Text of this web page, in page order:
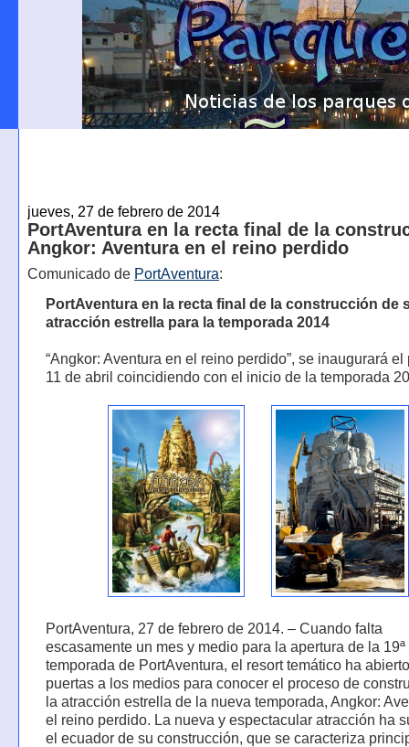
jueves, 27 de febrero de 2014
PortAventura en la recta final de la
Angkor: Aventura en el reino perdido
Comunicado de PortAventura:
PortAventura en la recta final de la construcción de
atracción estrella para la temporada 2014
“Angkor: Aventura en el reino perdido”, se inaugurará el
11 de abril coincidiendo con el inicio de la temporada
PortAventura, 27 de febrero de 2014. – Cuando falta
escasamente un mes y medio para la apertura de la 19ª
temporada de PortAventura, el resort temático ha
puertas a los medios para conocer el proceso de
la atracción estrella de la nueva temporada, Angkor:
el reino perdido. La nueva y espectacular atracción ha
el ecuador de su construcción, que se caracteriza